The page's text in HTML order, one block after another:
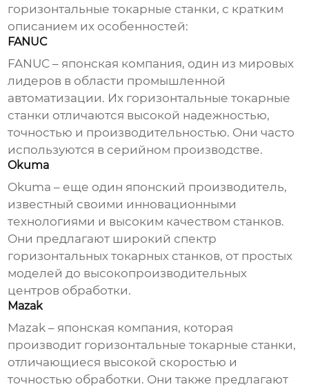
горизонтальные токарные станки, с кратким
описанием их особенностей:
FANUC
FANUC – японская компания, один из мировых
лидеров в области промышленной
автоматизации. Их горизонтальные токарные
станки отличаются высокой надежностью,
точностью и производительностью. Они часто
используются в серийном производстве.
Okuma
Okuma – еще один японский производитель,
известный своими инновационными
технологиями и высоким качеством станков.
Они предлагают широкий спектр
горизонтальных токарных станков, от простых
моделей до высокопроизводительных
центров обработки.
Mazak
Mazak – японская компания, которая
производит горизонтальные токарные станки,
отличающиеся высокой скоростью и
точностью обработки. Они также предлагают